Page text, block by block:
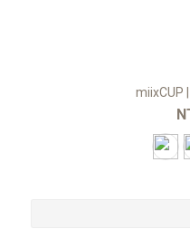
miixCUP